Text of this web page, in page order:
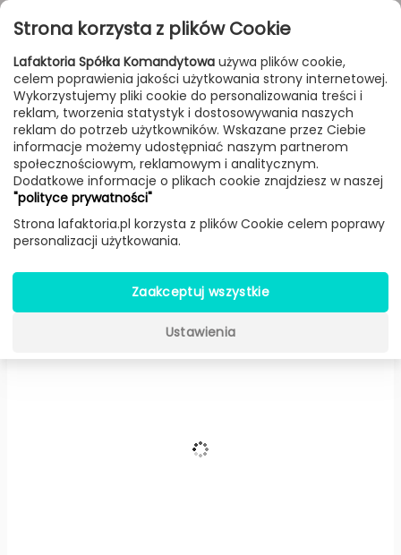
Przejdź do treści
FILTROWANIE & SORTOWANIE
Lampy Producenci Olev Produkt
Ghost Round oprawa
wpuszczana (Bez źródła
Strona korzysta z plików Cookie
Lafaktoria Spółka Komandytowa używa plików cookie,
celem poprawienia jakości użytkowania strony internetowej.
Wykorzystujemy pliki cookie do personalizowania treści i
reklam, tworzenia statystyk i dostosowywania naszych
reklam do potrzeb użytkowników. Wskazane przez Ciebie
informacje możemy udostępniać naszym partnerom
społecznościowym, reklamowym i analitycznym.
Dodatkowe informacje o plikach cookie znajdziesz w naszej
"polityce prywatności"
Strona lafaktoria.pl korzysta z plików Cookie celem poprawy
personalizacji użytkowania.
Zaakceptuj wszystkie
Ustawienia